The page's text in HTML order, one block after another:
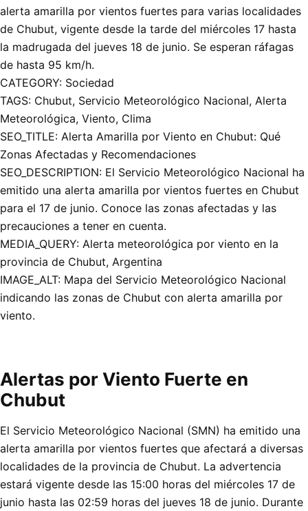
alerta amarilla por vientos fuertes para varias localidades
de Chubut, vigente desde la tarde del miércoles 17 hasta
la madrugada del jueves 18 de junio. Se esperan ráfagas
de hasta 95 km/h.
CATEGORY: Sociedad
TAGS: Chubut, Servicio Meteorológico Nacional, Alerta
Meteorológica, Viento, Clima
SEO_TITLE: Alerta Amarilla por Viento en Chubut: Qué
Zonas Afectadas y Recomendaciones
SEO_DESCRIPTION: El Servicio Meteorológico Nacional ha
emitido una alerta amarilla por vientos fuertes en Chubut
para el 17 de junio. Conoce las zonas afectadas y las
precauciones a tener en cuenta.
MEDIA_QUERY: Alerta meteorológica por viento en la
provincia de Chubut, Argentina
IMAGE_ALT: Mapa del Servicio Meteorológico Nacional
indicando las zonas de Chubut con alerta amarilla por
viento.
Alertas por Viento Fuerte en
Chubut
El Servicio Meteorológico Nacional (SMN) ha emitido una
alerta amarilla por vientos fuertes que afectará a diversas
localidades de la provincia de Chubut. La advertencia
estará vigente desde las 15:00 horas del miércoles 17 de
junio hasta las 02:59 horas del jueves 18 de junio. Durante